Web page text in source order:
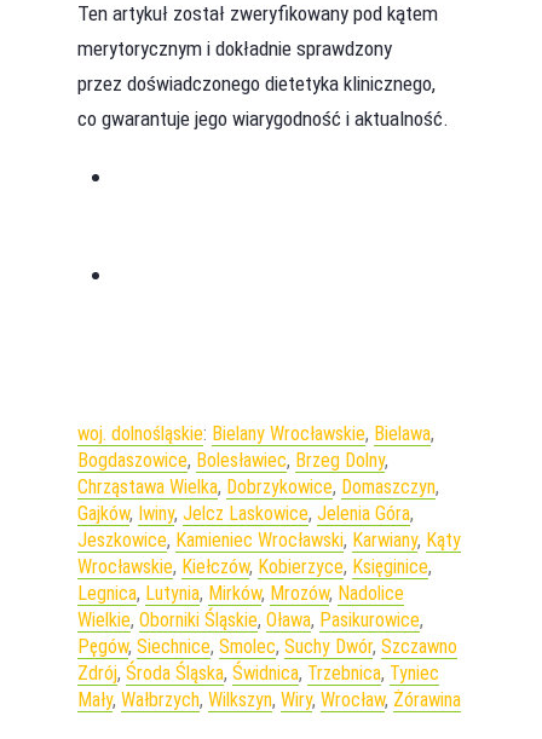
Ten artykuł został zweryfikowany pod kątem
merytorycznym i dokładnie sprawdzony
przez doświadczonego dietetyka klinicznego,
co gwarantuje jego wiarygodność i aktualność.
woj. dolnośląskie: Bielany Wrocławskie, Bielawa,
Bogdaszowice, Bolesławiec, Brzeg Dolny,
Chrząstawa Wielka, Dobrzykowice, Domaszczyn,
Gajków, Iwiny, Jelcz Laskowice, Jelenia Góra,
Jeszkowice, Kamieniec Wrocławski, Karwiany, Kąty
Wrocławskie, Kiełczów, Kobierzyce, Księginice,
Legnica, Lutynia, Mirków, Mrozów, Nadolice
Wielkie, Oborniki Śląskie, Oława, Pasikurowice,
Pęgów, Siechnice, Smolec, Suchy Dwór, Szczawno
Zdrój, Środa Śląska, Świdnica, Trzebnica, Tyniec
Mały, Wałbrzych, Wilkszyn, Wiry, Wrocław, Żórawina